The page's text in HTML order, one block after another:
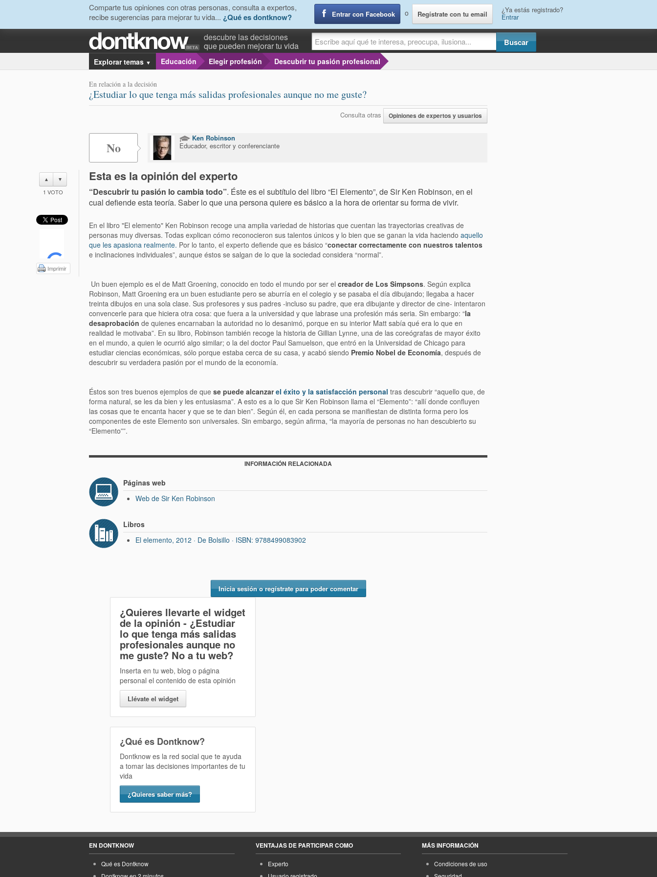
Comparte tus opiniones con otras personas, consulta a expertos,
recibe sugerencias para mejorar tu vida... ¿Qué es dontknow? Entrar con Facebook o Regístrate con tu email ¿Ya estás registrado?
Entrar
descubre las decisiones
que pueden mejorar tu vida
Explorar temas ▼ Educación Elegir profesión Descubrir tu pasión profesional
En relación a la decisión
¿Estudiar lo que tenga más salidas profesionales aunque no me guste?
Consulta otras Opiniones de expertos y usuarios
No
Ken Robinson
Educador, escritor y conferenciante
▲ ▼
1 VOTO
Imprimir
Esta es la opinión del experto
“Descubrir tu pasión lo cambia todo”. Éste es el subtítulo del libro “El Elemento”, de Sir Ken Robinson, en el
cual defiende esta teoría. Saber lo que una persona quiere es básico a la hora de orientar su forma de vivir.
En el libro "El elemento" Ken Robinson recoge una amplia variedad de historias que cuentan las trayectorias creativas de
personas muy diversas. Todas explican cómo reconocieron sus talentos únicos y lo bien que se ganan la vida haciendo aquello
que les apasiona realmente. Por lo tanto, el experto defiende que es básico “conectar correctamente con nuestros talentos
e inclinaciones individuales”, aunque éstos se salgan de lo que la sociedad considera “normal”.
Un buen ejemplo es el de Matt Groening, conocido en todo el mundo por ser el creador de Los Simpsons. Según explica
Robinson, Matt Groening era un buen estudiante pero se aburría en el colegio y se pasaba el día dibujando; llegaba a hacer
treinta dibujos en una sola clase. Sus profesores y sus padres -incluso su padre, que era dibujante y director de cine- intentaron
convencerle para que hiciera otra cosa: que fuera a la universidad y que labrase una profesión más seria. Sin embargo: “la
desaprobación de quienes encarnaban la autoridad no lo desanimó, porque en su interior Matt sabía qué era lo que en
realidad le motivaba”. En su libro, Robinson también recoge la historia de Gillian Lynne, una de las coreógrafas de mayor éxito
en el mundo, a quien le ocurrió algo similar; o la del doctor Paul Samuelson, que entró en la Universidad de Chicago para
estudiar ciencias económicas, sólo porque estaba cerca de su casa, y acabó siendo Premio Nobel de Economía, después de
descubrir su verdadera pasión por el mundo de la economía.
Éstos son tres buenos ejemplos de que se puede alcanzarel éxito y la satisfacción personal tras descubrir “aquello que, de
forma natural, se les da bien y les entusiasma”. A esto es a lo que Sir Ken Robinson llama el “Elemento”: “allí donde confluyen
las cosas que te encanta hacer y que se te dan bien”. Según él, en cada persona se manifiestan de distinta forma pero los
componentes de este Elemento son universales. Sin embargo, según afirma, “la mayoría de personas no han descubierto su
“Elemento””.
INFORMACIÓN RELACIONADA
Páginas web
Web de Sir Ken Robinson
Libros
El elemento, 2012 · De Bolsillo · ISBN: 9788499083902
Inicia sesión o regístrate para poder comentar
¿Quieres llevarte el widget
de la opinión- ¿Estudiar
lo que tenga más salidas
profesionales aunque no
me guste? No a tu web?
Inserta en tu web, blog o página
personal el contenido de esta opinión
Llévate el widget
¿Qué es Dontknow?
Dontknow es la red social que te ayuda
a tomar las decisiones importantes de tu
vida
¿Quieres saber más?
EN DONTKNOW
Qué es Dontknow
VENTAJAS DE PARTICIPAR COMO
Experto
MÁS INFORMACIÓN
Condiciones de uso